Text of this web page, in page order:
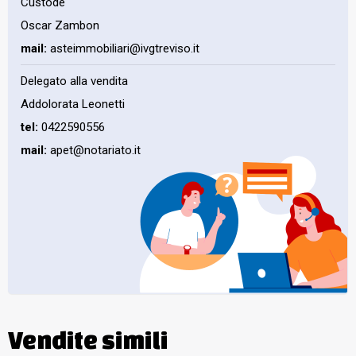
Oscar Zambon
mail: asteimmobiliari@ivgtreviso.it
Delegato alla vendita
Addolorata Leonetti
tel: 0422590556
mail: apet@notariato.it
Vendite simili